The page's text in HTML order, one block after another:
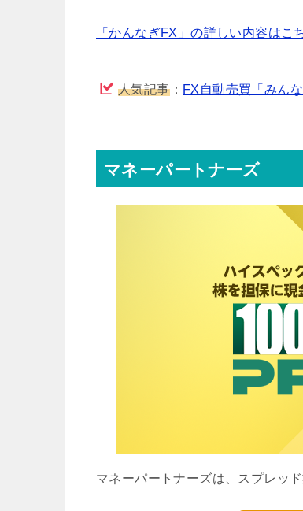
「かんなぎFX」の詳しい内容はこ
人気記事： FX自動売買「みん
マネーパートナーズ
マネーパートナーズは、スプレッ